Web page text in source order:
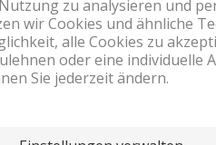
links
für jede Menge Wäsche.
Funktionen für effiziente
Litern Volumen.
24 Stunden für mehr Freiheit.